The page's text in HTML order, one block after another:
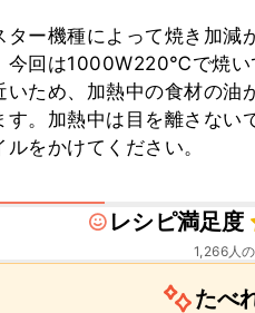
ター機種によって焼き加
今回は1000W220℃で焼い
いため、加熱中の食材の油
す。加熱中は目を離さない
をかけてください。
レシピ満足度
1,266人
たべ